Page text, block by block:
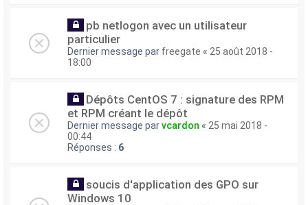
pb netlogon avec un utilisateur
particulier
Dernier message par freegate « 25 août 2018 -
18:00
Dépôts CentOS 7 : signature des RPM
et RPM créant le dépôt
Dernier message parvcardon « 25 mai 2018 -
00:44
Réponses : 6
soucis d'application des GPO sur
Windows 10